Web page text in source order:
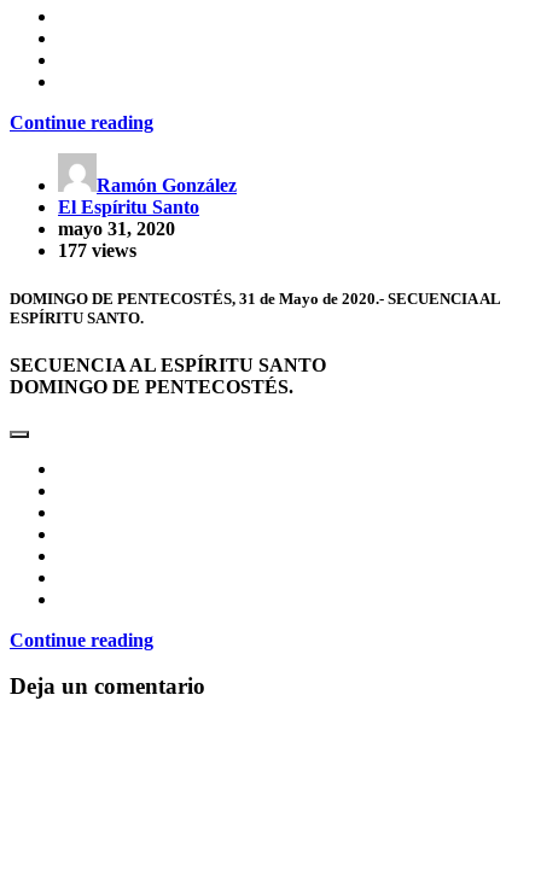
Continue reading
Ramón González
El Espíritu Santo
mayo 31, 2020
177 views
DOMINGO DE PENTECOSTÉS, 31 de Mayo de 2020.- SECUENCIA AL
ESPÍRITU SANTO.
SECUENCIA AL ESPÍRITU SANTO
DOMINGO DE PENTECOSTÉS.
Continue reading
Deja un comentario